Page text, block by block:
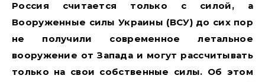
Россия считается только с силой, а
Вооруженные силы Украины (ВСУ) до сих пор
не получили современное летальное
вооружение от Запада и могут рассчитывать
только на свои собственные силы. Об этом